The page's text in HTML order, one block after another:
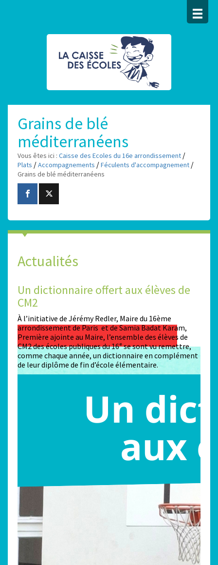
Grains de blé
méditerranéens
Vous êtes ici : Caisse des Ecoles du 16e arrondissement /
Plats /Accompagnements /Féculents d'accompagnement /
Grains de blé méditerranéens
Actualités
Un dictionnaire offert aux élèves de
CM2
À l’initiative de Jérémy Redler, Maire du 16ème
arrondissement de Paris et de Samia Badat Karam,
Première ajointe au Maire, l’ensemble des élèves de
CM2 des écoles publiques du 16ᵉ se sont vu remettre,
comme chaque année, un dictionnaire en complément
de leur diplôme de fin d’école élémentaire.